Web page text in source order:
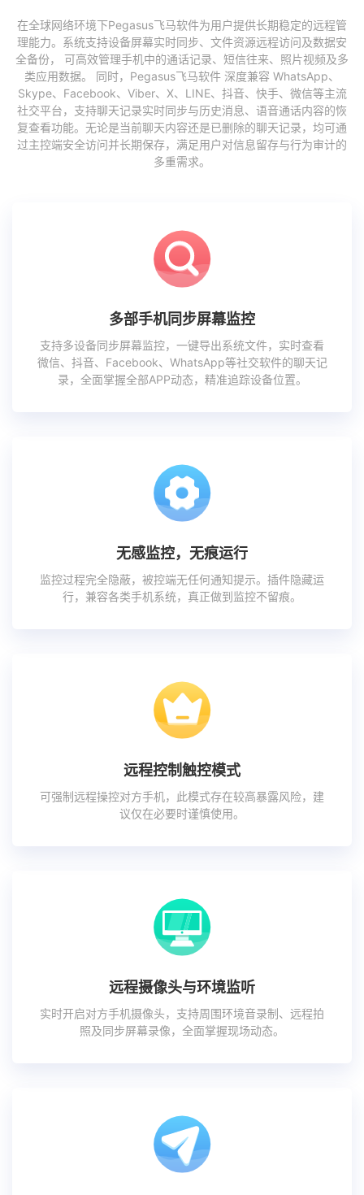
在全球网络环境下Pegasus飞马软件为用户提供长期稳定的远程管
理能力。系统支持设备屏幕实时同步、文件资源远程访问及数据安
全备份， 可高效管理手机中的通话记录、短信往来、照片视频及多
类应用数据。 同时，Pegasus飞马软件 深度兼容 WhatsApp、
Skype、Facebook、Viber、X、LINE、抖音、快手、微信等主流
社交平台，支持聊天记录实时同步与历史消息、语音通话内容的恢
复查看功能。无论是当前聊天内容还是已删除的聊天记录，均可通
过主控端安全访问并长期保存，满足用户对信息留存与行为审计的
多重需求。
多部手机同步屏幕监控
支持多设备同步屏幕监控，一键导出系统文件，实时查看
微信、抖音、Facebook、WhatsApp等社交软件的聊天记
录，全面掌握全部APP动态，精准追踪设备位置。
无感监控，无痕运行
监控过程完全隐蔽，被控端无任何通知提示。插件隐藏运
行，兼容各类手机系统，真正做到监控不留痕。
远程控制触控模式
可强制远程操控对方手机，此模式存在较高暴露风险，建
议仅在必要时谨慎使用。
远程摄像头与环境监听
实时开启对方手机摄像头，支持周围环境音录制、远程拍
照及同步屏幕录像，全面掌握现场动态。